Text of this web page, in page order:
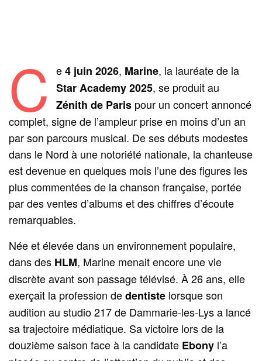
C e4 juin 2026, Marine, la lauréate de la
Star Academy 2025, se produit au
Zénith de Parispour un concert annoncé
complet, signe de l’ampleur prise en moins d’un an
par son parcours musical. De ses débuts modestes
dans le Nord à une notoriété nationale, la chanteuse
est devenue en quelques mois l’une des figures les
plus commentées de la chanson française, portée
par des ventes d’albums et des chiffres d’écoute
remarquables.
Née et élevée dans un environnement populaire,
dans des HLM, Marine menait encore une vie
discrète avant son passage télévisé. À 26 ans, elle
exerçait la profession dedentiste lorsque son
audition au studio 217 de Dammarie‑les‑Lys a lancé
sa trajectoire médiatique. Sa victoire lors de la
douzième saison face à la candidate Ebony l’a